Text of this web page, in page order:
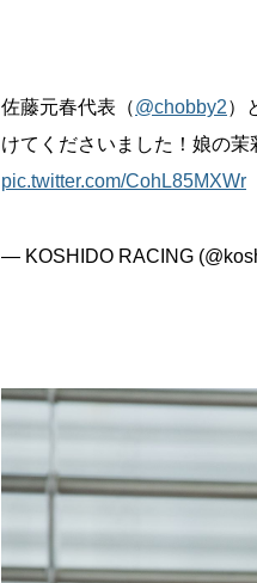
佐藤元春代表（@chobby2）
けてくださいました！娘の茉
pic.twitter.com/CohL85MXWr
— KOSHIDO RACING